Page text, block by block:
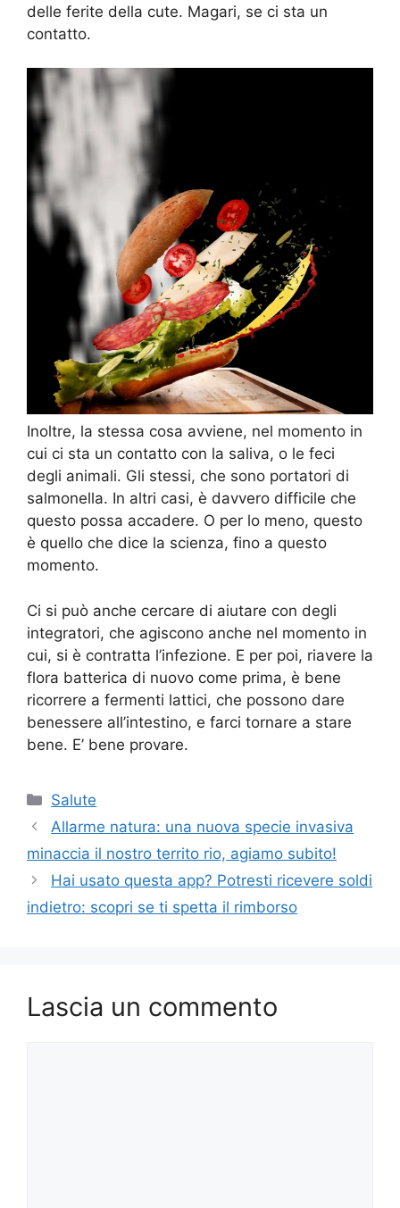
delle ferite della cute. Magari, se ci sta un
contatto.
Inoltre, la stessa cosa avviene, nel momento in
cui ci sta un contatto con la saliva, o le feci
degli animali. Gli stessi, che sono portatori di
salmonella. In altri casi, è davvero difficile che
questo possa accadere. O per lo meno, questo
è quello che dice la scienza, fino a questo
momento.
Ci si può anche cercare di aiutare con degli
integratori, che agiscono anche nel momento in
cui, si è contratta l’infezione. E per poi, riavere la
flora batterica di nuovo come prima, è bene
ricorrere a fermenti lattici, che possono dare
benessere all’intestino, e farci tornare a stare
bene. E’ bene provare.
Categorie
Salute
Allarme natura: una nuova specie invasiva
minaccia il nostro territo rio, agiamo subito!
Hai usato questa app? Potresti ricevere soldi
indietro: scopri se ti spetta il rimborso
Lascia un commento